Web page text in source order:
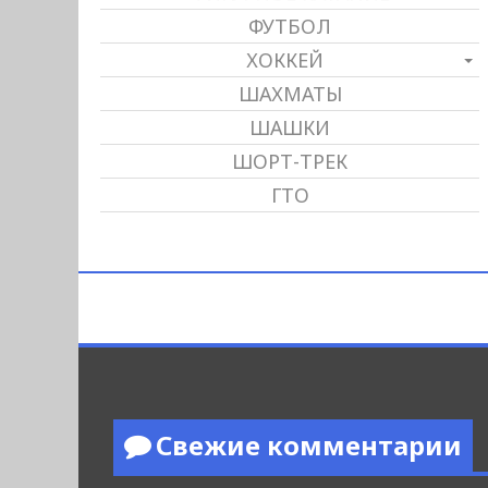
ФУТБОЛ
ХОККЕЙ
ШАХМАТЫ
ШАШКИ
ШОРТ-ТРЕК
ГТО
Свежие комментарии